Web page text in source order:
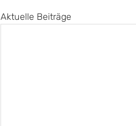
Aktuelle Beiträge